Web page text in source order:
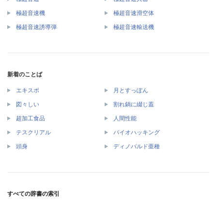
極超音速機 極超音速滑空体
極超音速誘導弾 極超音速輸送機
新着のことば
エキスポ 月とすっぽん
図々しい 割れ鍋に綴じ蓋
超加工食品 人間性能
テスクリアル バイオハッキング
頭身 ディノバルド亜種
すべての辞書の索引